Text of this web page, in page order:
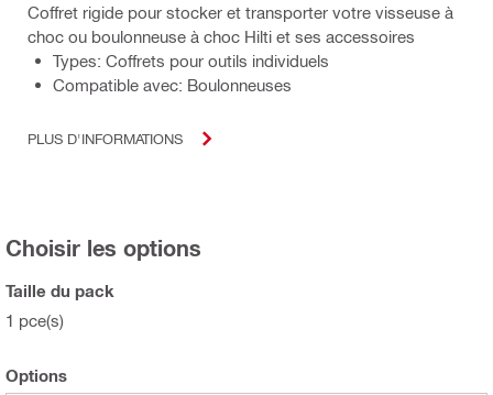
Coffret rigide pour stocker et transporter votre visseuse à
choc ou boulonneuse à choc Hilti et ses accessoires
Types: Coffrets pour outils individuels
Compatible avec: Boulonneuses
PLUS D'INFORMATIONS
Choisir les options
Taille du pack
1 pce(s)
Options